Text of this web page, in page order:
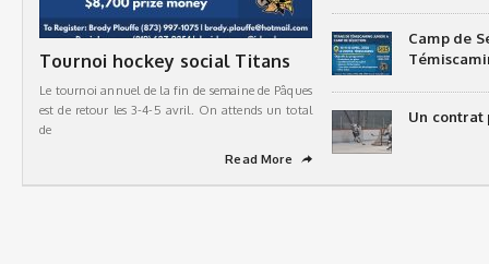
Tournoi hockey social Titans
Le tournoi annuel de la fin de semaine de Pâques
est de retour les 3-4-5 avril. On attends un total
de
Read More
➦
Camp de
Un contrat